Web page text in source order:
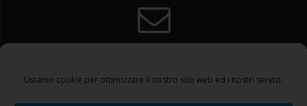
Usiamo cookie per ottimizzare il nostro sito web ed i nostri servizi.